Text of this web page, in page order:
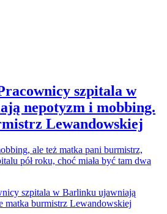
szpitala w
nepotyzm i mobbing.
Lewandowskiej
ale też matka pani burmistrz,
pół roku, choć miała być tam dwa